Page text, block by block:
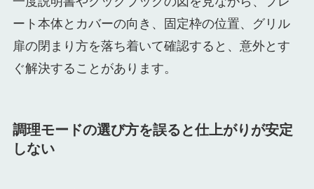
ート本体とカバーの向き、固定枠の位置、グリル
扉の閉まり方を落ち着いて確認すると、意外とす
ぐ解決することがあります。
調理モードの選び方を誤ると仕上がりが安定
しない